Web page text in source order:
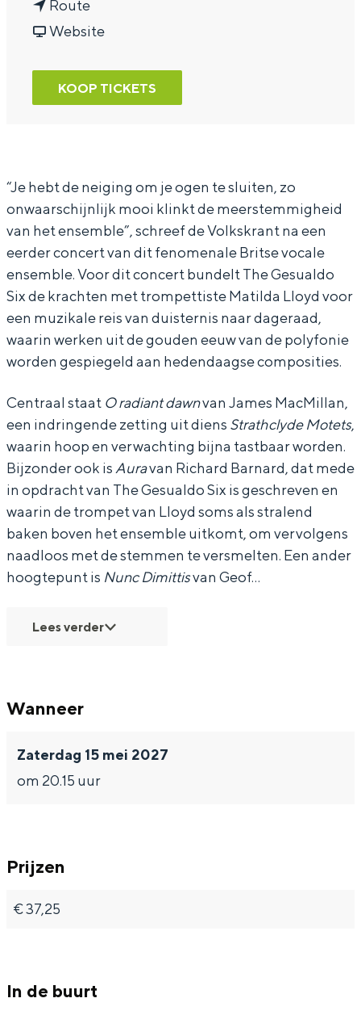
h
e
s
u
a
l
o
S
i
Routen
a
r
T
G
e
s
u
l
d
o
x
Websitev
n
T
G
e
s
u
l
d
o
i
x
KOOP TICKETS
“Je hebt de neiging om je ogen te sluiten, zo
onwaarschijnlijk mooi klinkt de meerstemmigheid
van het ensemble”, schreef de Volkskrant na een
eerder concert van dit fenomenale Britse vocale
ensemble. Voor dit concert bundelt The Gesualdo
Six de krachten met trompettiste Matilda Lloyd voor
een muzikale reis van duisternis naar dageraad,
waarin werken uit de gouden eeuw van de polyfonie
worden gespiegeld aan hedendaagse composities.
Centraal staat O radiant dawnvan James MacMillan,
een indringende zetting uit diens Strathclyde Motets,
waarin hoop en verwachting bijna tastbaar worden.
Bijzonder ook is Auravan Richard Barnard, dat mede
in opdracht van The Gesualdo Six is geschreven en
waarin de trompet van Lloyd soms als stralend
baken boven het ensemble uitkomt, om vervolgens
naadloos met de stemmen te versmelten. Een ander
hoogtepunt is Nunc Dimittisvan Geof…
Lees verder
Wanneer
Zaterdag 15 mei 2027
om 20.15 uur
Prijzen
€ 37,25
In de buurt